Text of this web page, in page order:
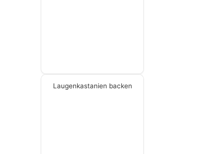
Laugenkastanien backen